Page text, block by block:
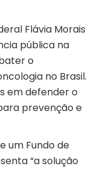
Flávia Morais
pública na
o
no Brasil.
em defender o
prevenção e
um Fundo de
“a solução